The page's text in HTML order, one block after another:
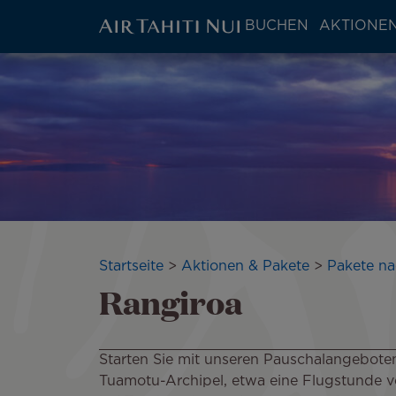
Hauptinhalt
Main
BUCHEN
Pfadnavigation
Startseite Aktionen & Pakete Pakete
Rangiroa
Starten Sie mit unseren
Tuamotu-Archipel, etwa eine Flugstunde